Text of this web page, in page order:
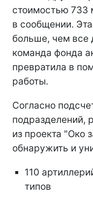
стоимостью 733
в сообщении.
больше, чем все
команда фонда
превратила в
работы.
Согласно
подразделений,
из проекта "Око
обнаружить и
110
типов